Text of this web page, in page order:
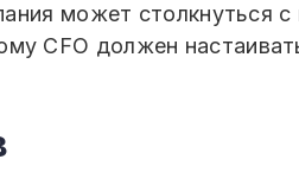
может столкнуться с
CFO должен